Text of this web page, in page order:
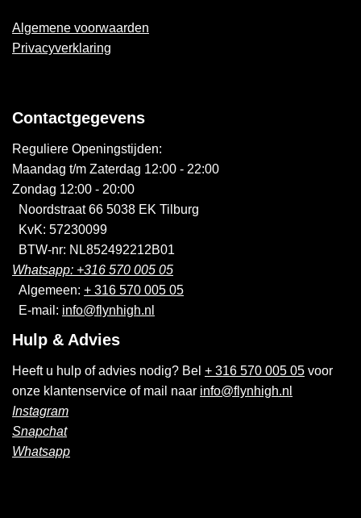
Algemene voorwaarden
Privacyverklaring
Contactgegevens
Reguliere Openingstijden:
Maandag t/m Zaterdag 12:00 - 22:00
Zondag 12:00 - 20:00
Noordstraat 66 5038 EK Tilburg
KvK: 57230099
BTW-nr: NL852492212B01
Whatsapp: +316 570 005 05
Algemeen: + 316 570 005 05
E-mail: info@flynhigh.nl
Hulp & Advies
Heeft u hulp of advies nodig? Bel + 316 570 005 05 voor
onze klantenservice of mail naar info@flynhigh.nl
Instagram
Snapchat
Whatsapp